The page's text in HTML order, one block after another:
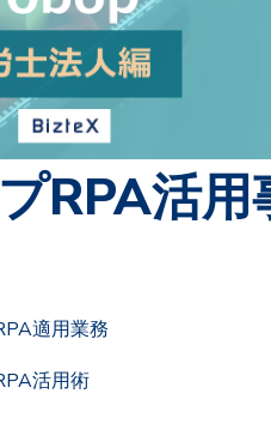
RPA活用
適用業務
活用術